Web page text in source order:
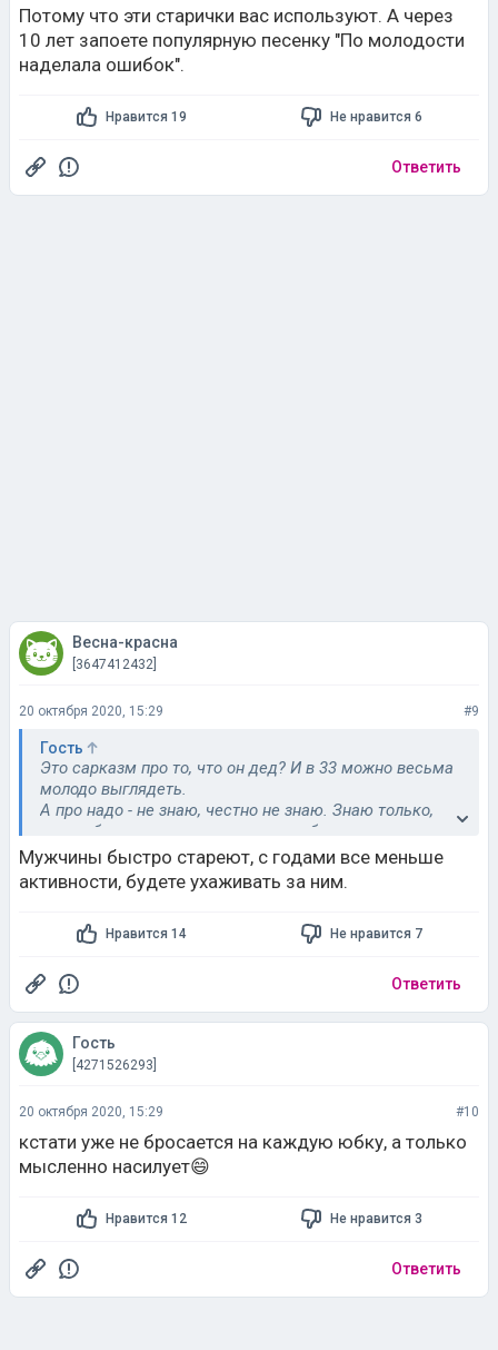
Потому что эти старички вас используют. А через
10 лет запоете популярную песенку "По молодости
наделала ошибок".
Нравится 19 Не нравится 6
Ответить
Весна-красна
[3647412432]
20 октября 2020, 15:29 #9
Гость
Это сарказм про то, что он дед? И в 33 можно весьма
молодо выглядеть.
А про надо - не знаю, честно не знаю. Знаю только,
что люблю внимание и меня это забавляет все
Мужчины быстро стареют, с годами все меньше
активности, будете ухаживать за ним.
Нравится 14 Не нравится 7
Ответить
Гость
[4271526293]
20 октября 2020, 15:29 #10
кстати уже не бросается на каждую юбку, а только
мысленно насилует😄
Нравится 12 Не нравится 3
Ответить